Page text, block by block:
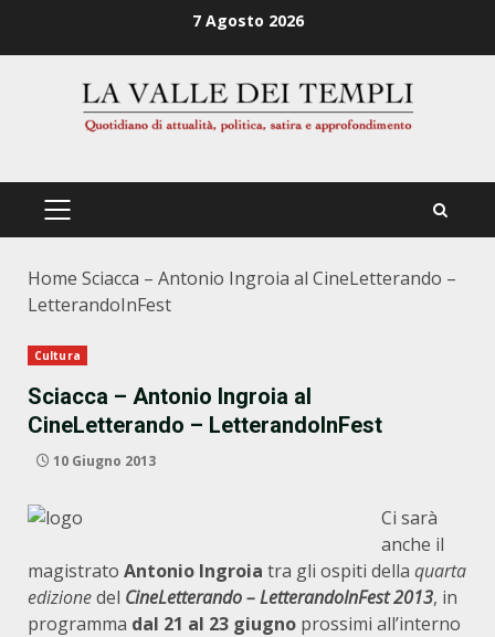
7 Agosto 2026
PRIMÄRES
Home Sciacca – Antonio Ingroia al CineLetterando –
LetterandoInFest
Cultura
Sciacca – Antonio Ingroia al
CineLetterando – LetterandoInFest
10 Giugno 2013
Ci sarà
anche il
magistrato Antonio Ingroia tra gli ospiti della quarta
edizionedel CineLetterando – LetterandoInFest 2013, in
programma dal 21 al 23 giugno prossimi all’interno